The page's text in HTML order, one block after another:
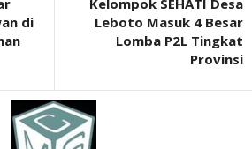
di
Kelompok SEHATI Desa
Leboto Masuk 4 Besar
Lomba P2L Tingkat
Provinsi